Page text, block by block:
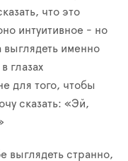
что это
интуитивное - но
выглядеть именно
глазах
для того, чтобы
сказать: «Эй,
выглядеть странно,